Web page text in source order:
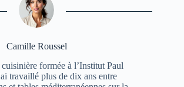
Camille Roussel
formée à l’Institut Paul
travaillé plus de dix ans entre